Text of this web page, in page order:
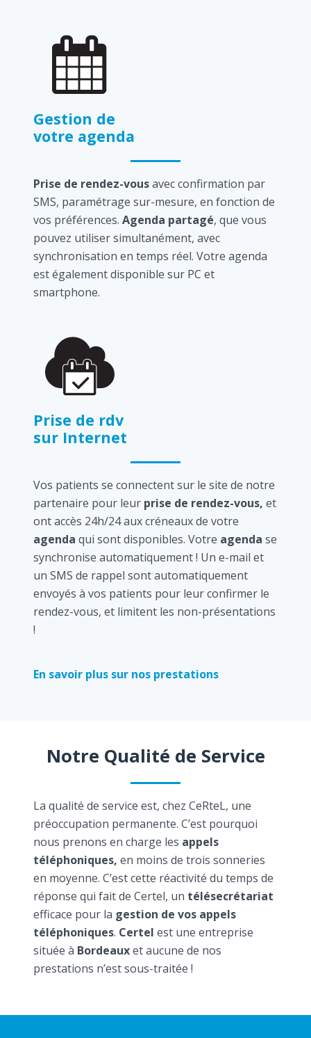
Gestion de
votre agenda
Prise de rendez-vousavec confirmation par
SMS, paramétrage sur-mesure, en fonction de
vos préférences. Agenda partagé, que vous
pouvez utiliser simultanément, avec
synchronisation en temps réel. Votre agenda
est également disponible sur PC et
smartphone.
Prise de rdv
sur Internet
Vos patients se connectent sur le site de notre
partenaire pour leur prise de rendez-vous, et
ont accès 24h/24 aux créneaux de votre
agenda qui sont disponibles. Votre agenda se
synchronise automatiquement ! Un e-mail et
un SMS de rappel sont automatiquement
envoyés à vos patients pour leur confirmer le
rendez-vous, et limitent les non-présentations
!
En savoir plus sur nos prestations
Notre Qualité de Service
La qualité de service est, chez CeRteL, une
préoccupation permanente. C’est pourquoi
nous prenons en charge les appels
téléphoniques, en moins de trois sonneries
en moyenne. C’est cette réactivité du temps de
réponse qui fait de Certel, un télésecrétariat
efficace pour la gestion de vos appels
téléphoniques. Certel est une entreprise
située à Bordeauxet aucune de nos
prestations n’est sous-traitée !